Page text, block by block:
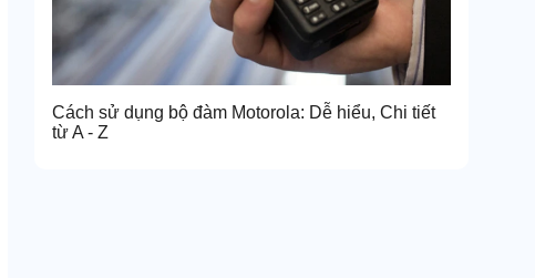
Cách sử dụng bộ đàm Motorola: Dễ hiểu, Chi tiết
từ A - Z